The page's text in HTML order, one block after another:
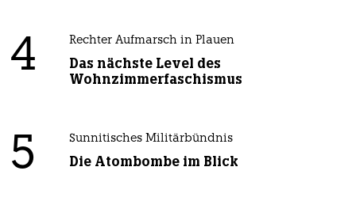
4 Rechter Aufmarsch in Plauen
Das nächste Level des
Wohnzimmerfaschismus
5 Sunnitisches Militärbündnis
Die Atombombe im Blick